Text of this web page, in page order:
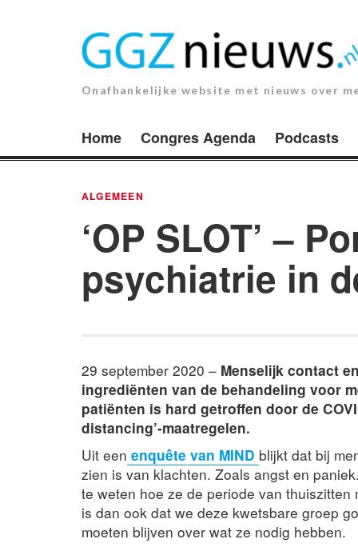
Onafhankelijke website met nieuws over
Home Congres Agenda Podcasts
ALGEMEEN
‘OP SLOT’ –
psychiatrie in
29 september 2020 – Menselijk contact
ingrediënten van de behandeling voor
patiënten is hard getroffen door de
distancing’-maatregelen.
Uit een enquête van MIND blijkt dat bij
zien is van klachten. Zoals angst en
te weten hoe ze de periode van
is dan ook dat we deze kwetsbare groep
moeten blijven over wat ze nodig hebben.